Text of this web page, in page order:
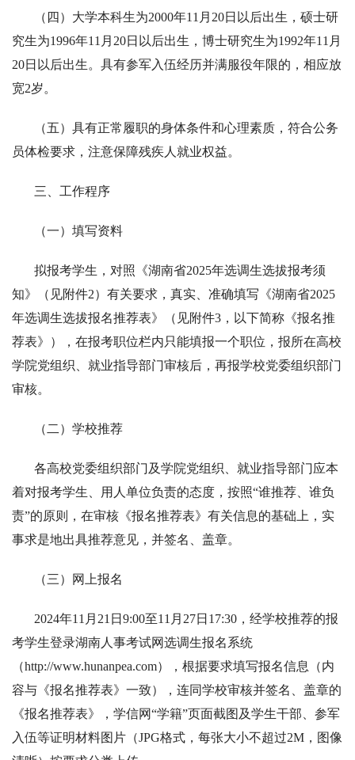
（四）大学本科生为2000年11月20日以后出生，硕士研
究生为1996年11月20日以后出生，博士研究生为1992年11月
20日以后出生。具有参军入伍经历并满服役年限的，相应放
宽2岁。
（五）具有正常履职的身体条件和心理素质，符合公务
员体检要求，注意保障残疾人就业权益。
三、工作程序
（一）填写资料
拟报考学生，对照《湖南省2025年选调生选拔报考须
知》（见附件2）有关要求，真实、准确填写《湖南省2025
年选调生选拔报名推荐表》（见附件3，以下简称《报名推
荐表》），在报考职位栏内只能填报一个职位，报所在高校
学院党组织、就业指导部门审核后，再报学校党委组织部门
审核。
（二）学校推荐
各高校党委组织部门及学院党组织、就业指导部门应本
着对报考学生、用人单位负责的态度，按照“谁推荐、谁负
责”的原则，在审核《报名推荐表》有关信息的基础上，实
事求是地出具推荐意见，并签名、盖章。
（三）网上报名
2024年11月21日9:00至11月27日17:30，经学校推荐的报
考学生登录湖南人事考试网选调生报名系统
（http://www.hunanpea.com），根据要求填写报名信息（内
容与《报名推荐表》一致），连同学校审核并签名、盖章的
《报名推荐表》，学信网“学籍”页面截图及学生干部、参军
入伍等证明材料图片（JPG格式，每张大小不超过2M，图像